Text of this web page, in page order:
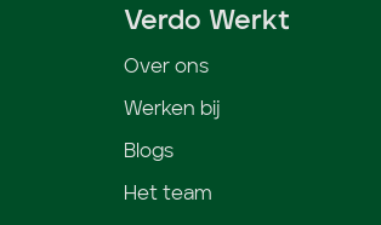
Verdo Werkt
Over ons
Werken bij
Blogs
Het team